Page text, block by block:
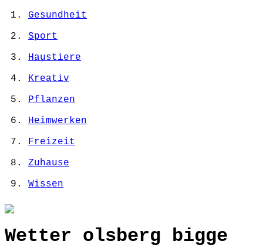
Gesundheit
Sport
Haustiere
Kreativ
Pflanzen
Heimwerken
Freizeit
Zuhause
Wissen
Wetter olsberg bigge